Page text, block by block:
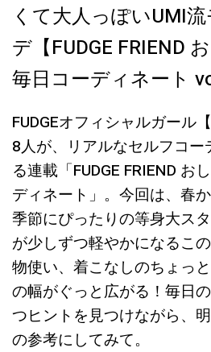
くて大人っぽいUMI
デ【FUDGE FRIEND
毎日コーディネート
FUDGEオフィシャルガール
8人が、リアルなセルフコ
る連載「FUDGE FRIEND お
ディネート」。今回は、春
季節にぴったりの等身大ス
が少しずつ軽やかになるこ
物使い、着こなしのちょっ
の幅がぐっと広がる！毎日
つヒントを見つけながら、
の参考にしてみて。